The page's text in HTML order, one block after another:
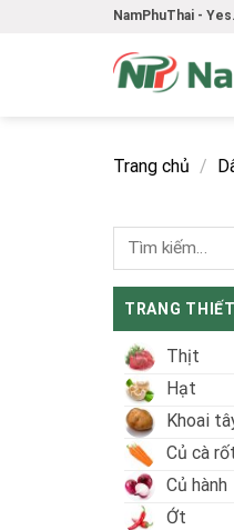
NamPhuThai -
Trang chủ /
TRANG
Thịt
Hạt
Khoai
Củ cà
Củ hành
Ớt